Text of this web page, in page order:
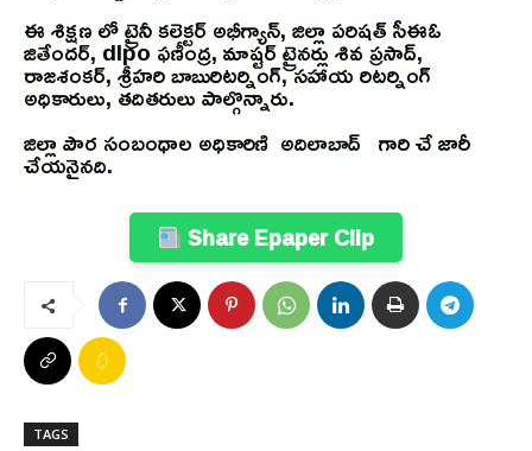
ఈ శిక్షణ లో ట్రైనీ కలెక్టర్ అభీగ్యాన్, జిల్లా పరిషత్ సీఈఓ
జితేందర్, dlpo ఫణీంద్ర, మాష్టర్ ట్రైనర్లు శివ ప్రసాద్,
రాజశంకర్, శ్రీహరి బాబురిటర్నింగ్, సహాయ రిటర్నింగ్
అధికారులు, తదితరులు పాల్గొన్నారు.
జిల్లా పౌర సంబంధాల అధికారిణి అదిలాబాద్ గారి చే జారీ
చేయనైనది.
Share Epaper Clip
TAGS